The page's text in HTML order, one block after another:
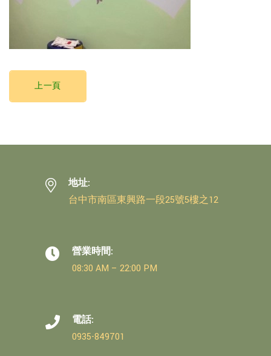
上一頁
地址:
台中市南區東興路一段25號5樓之12
營業時間:
08:30 AM – 22:00 PM
電話:
0935-849701